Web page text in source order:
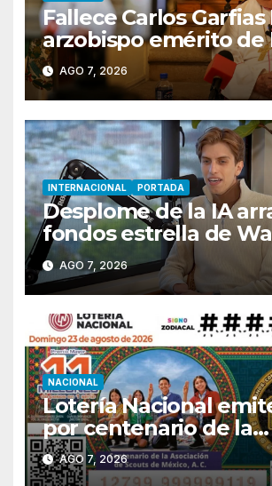
Fallece Carlos Garfias
arzobispo emérito de
AGO 7, 2026
INTERNACIONAL PORTADA
Desplome de la IA
fondos estrella de
AGO 7, 2026
NACIONAL
Lotería Nacional
por centenario de la
Asociación de Scouts
México
AGO 7, 2026